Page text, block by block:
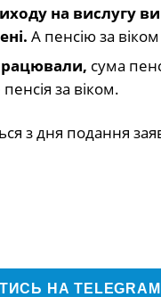
на вислугу
А пенсію за
сума
за віком.
з дня подання
НА